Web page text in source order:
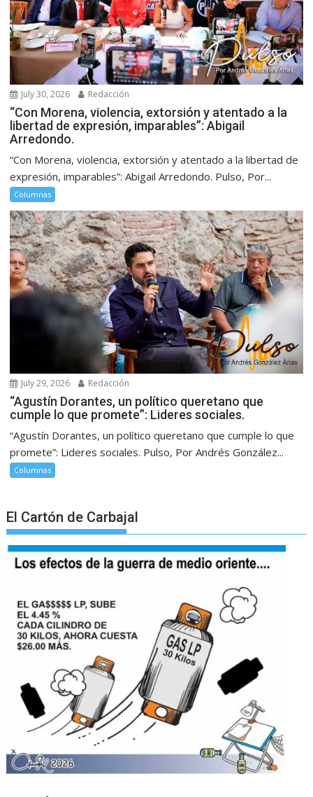
July 30, 2026 Redacción
“Con Morena, violencia, extorsión y atentado a la
libertad de expresión, imparables”: Abigail
Arredondo.
“Con Morena, violencia, extorsión y atentado a la libertad de
expresión, imparables”: Abigail Arredondo. Pulso, Por...
Columnas
July 29, 2026 Redacción
“Agustín Dorantes, un político queretano que
cumple lo que promete”: Lideres sociales.
“Agustín Dorantes, un político queretano que cumple lo que
promete”: Lideres sociales. Pulso, Por Andrés González...
Columnas
El Cartón de Carbajal